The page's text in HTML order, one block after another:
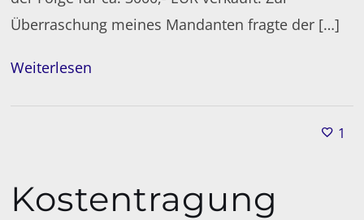
Überraschung meines Mandanten fragte der […]
Weiterlesen
1
Kostentragung